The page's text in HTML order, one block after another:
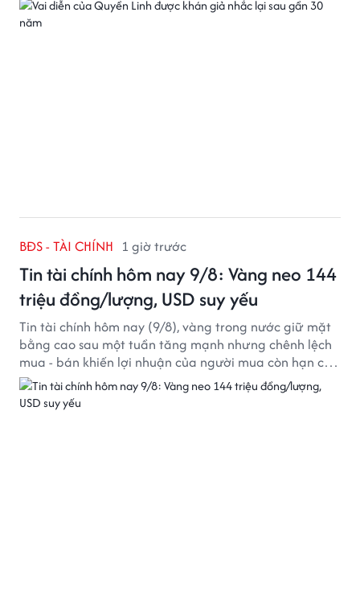
BĐS - TÀI CHÍNH 1 giờ trước
Tin tài chính hôm nay 9/8: Vàng neo 144
triệu đồng/lượng, USD suy yếu
Tin tài chính hôm nay (9/8), vàng trong nước giữ mặt
bằng cao sau một tuần tăng mạnh nhưng chênh lệch
mua - bán khiến lợi nhuận của người mua còn hạn chế,
trong khi USD chịu sức ép sau dữ liệu việc làm Mỹ gây
thất vọng.